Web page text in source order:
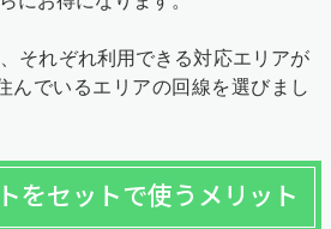
それぞれ利用できる対応エリアが
んでいるエリアの回線を選びまし
をセットで使うメリット